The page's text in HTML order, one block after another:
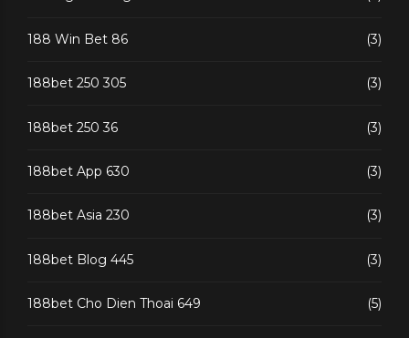
188 Win Bet 86 (3)
188bet 250 305 (3)
188bet 250 36 (3)
188bet App 630 (3)
188bet Asia 230 (3)
188bet Blog 445 (3)
188bet Cho Dien Thoai 649 (5)